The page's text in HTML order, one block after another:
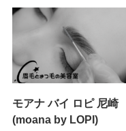
モアナ バイ ロピ 尼崎
(moana by LOPI)